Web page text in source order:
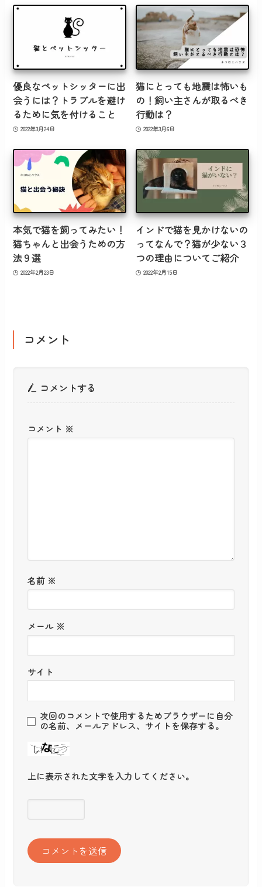
優良なペットシッターに出
会うには？トラブルを避け
るために気を付けること
2022年3月24日
猫にとっても地震は怖いも
の！飼い主さんが取るべき
行動は？
2022年3月6日
本気で猫を飼ってみたい！
猫ちゃんと出会うための方
法９選
2022年2月23日
インドで猫を見かけないの
ってなんで？猫が少ない３
つの理由についてご紹介
2022年2月15日
コメント
コメントする
コメント ※
名前 ※
メール ※
サイト
次回のコメントで使用するためブラウザーに自分
の名前、メールアドレス、サイトを保存する。
上に表示された文字を入力してください。